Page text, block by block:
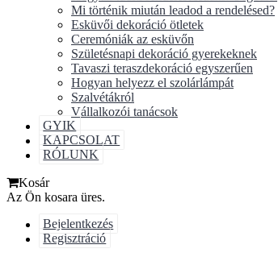
Mi történik miután leadod a rendelésed?
Esküvői dekoráció ötletek
Ceremóniák az esküvőn
Születésnapi dekoráció gyerekeknek
Tavaszi teraszdekoráció egyszerűen
Hogyan helyezz el szolárlámpát
Szalvétákról
Vállalkozói tanácsok
GYIK
KAPCSOLAT
RÓLUNK
Kosár
Az Ön kosara üres.
Bejelentkezés
Regisztráció